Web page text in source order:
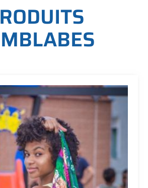
RODUITS
MBLABES